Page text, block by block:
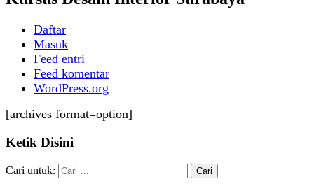
Daftar
Masuk
Feed entri
Feed komentar
WordPress.org
[archives format=option]
Ketik Disini
Cari untuk: